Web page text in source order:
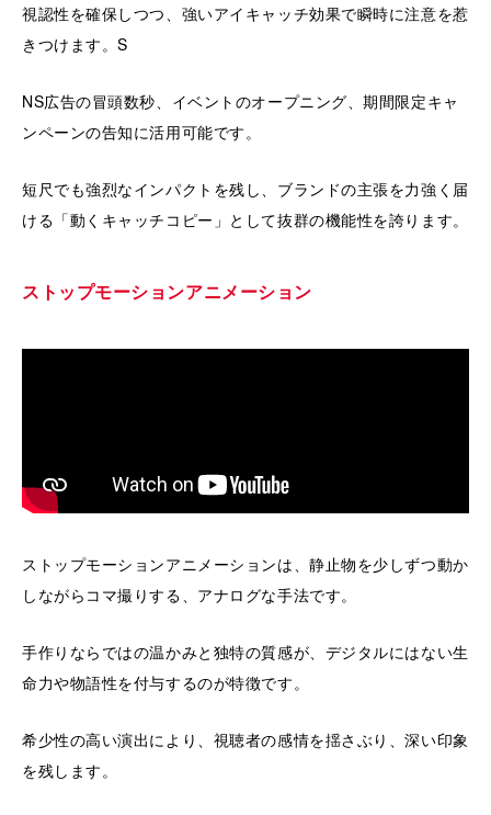
視認性を確保しつつ、強いアイキャッチ効果で瞬時に注意を惹
きつけます。S
NS広告の冒頭数秒、イベントのオープニング、期間限定キャ
ンペーンの告知に活用可能です。
短尺でも強烈なインパクトを残し、ブランドの主張を力強く届
ける「動くキャッチコピー」として抜群の機能性を誇ります。
ストップモーションアニメーション
ストップモーションアニメーションは、静止物を少しずつ動か
しながらコマ撮りする、アナログな手法です。
手作りならではの温かみと独特の質感が、デジタルにはない生
命力や物語性を付与するのが特徴です。
希少性の高い演出により、視聴者の感情を揺さぶり、深い印象
を残します。